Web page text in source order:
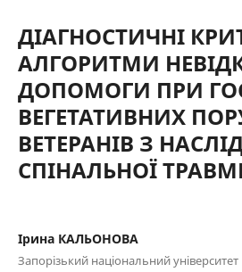
ДІАГНОСТИЧНІ
АЛГОРИТМИ
ДОПОМОГИ ПРИ
ВЕГЕТАТИВНИХ
ВЕТЕРАНІВ З
СПІНАЛЬНОЇ
Ірина КАЛЬОНОВА
Запорізький національний університет